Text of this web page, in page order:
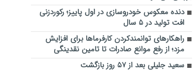
دنده معکوس خودروسازی در اول پاییز؛ رکوردزنی
افت تولید در ۵ سال
راهکارهای توانمندکردن کارفرماها برای افزایش
مزد؛ از رفع موانع صادرات تا تامین نقدینگی
سعید جلیلی بعد از ۵۷ روز بازگشت